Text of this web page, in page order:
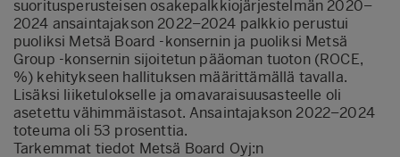
suoritusperusteisen osakepalkkiojärjestelmän 2020–
2024 ansaintajakson 2022–2024 palkkio perustui
puoliksi Metsä Board -konsernin ja puoliksi Metsä
Group -konsernin sijoitetun pääoman tuoton (ROCE,
%) kehitykseen hallituksen määrittämällä tavalla.
Lisäksi liiketulokselle ja omavaraisuusasteelle oli
asetettu vähimmäistasot. Ansaintajakson 2022–2024
toteuma oli 53 prosenttia.
Tarkemmat tiedot Metsä Board Oyj:n